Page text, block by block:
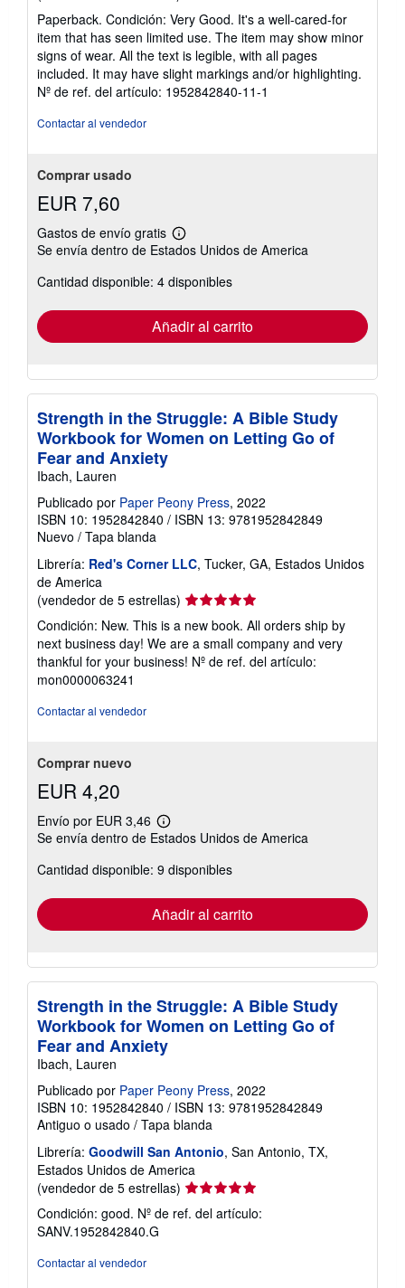
del
vendedor:
5
de
5
estrellas
Paperback. Condición: Very Good. It's a well-cared-for
item that has seen limited use. The item may show minor
signs of wear. All the text is legible, with all pages
included. It may have slight markings and/or highlighting.
Nº de ref. del artículo: 1952842840-11-1
Contactar al vendedor
Comprar usado
EUR 7,60
Gastos de envío gratis
Más
información
las
tarifas
envío
Se envía dentro de Estados Unidos de America
Cantidad disponible: 4 disponibles
Añadir al carrito
Strength in the Struggle: A Bible Study
Workbook for Women on Letting Go of
Fear and Anxiety
Ibach, Lauren
Publicado por Paper Peony Press, 2022
ISBN 10: 1952842840 / ISBN 13: 9781952842849
Nuevo / Tapa blanda
Librería: Red's Corner LLC, Tucker, GA, Estados Unidos
de America
(vendedor de 5 estrellas) Calificación
vendedor:
5
de
Condición: New. This is a new book. All orders ship by
next business day! We are a small company and very
thankful for your business! Nº de ref. del artículo:
mon0000063241
Contactar al vendedor
Comprar nuevo
EUR 4,20
Envío por EUR 3,46
Más
información
las
tarifas
envío
Se envía dentro de Estados Unidos de America
Cantidad disponible: 9 disponibles
Añadir al carrito
Strength in the Struggle: A Bible Study
Workbook for Women on Letting Go of
Fear and Anxiety
Ibach, Lauren
Publicado por Paper Peony Press, 2022
ISBN 10: 1952842840 / ISBN 13: 9781952842849
Antiguo o usado / Tapa blanda
Librería: Goodwill San Antonio, San Antonio, TX,
Estados Unidos de America
(vendedor de 5 estrellas) Calificación
del
vendedor:
Condición: good. Nº de ref. del artículo:
SANV.1952842840.G
Contactar al vendedor